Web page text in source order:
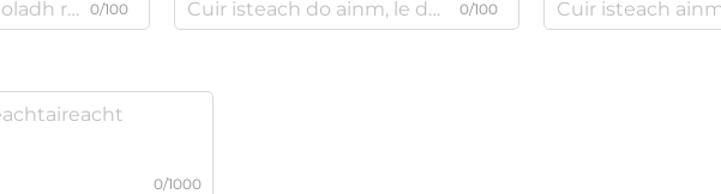
0/100 0/100
0/1000